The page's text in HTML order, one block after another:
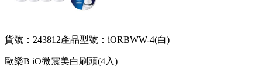
貨號：243812產品型號：iORBWW-4(白)
歐樂B iO微震美白刷頭(4入)